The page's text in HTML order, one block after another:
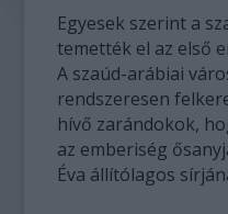
Egyesek szerint a
temették el az első
A szaúd-arábiai
rendszeresen
hívő zarándokok,
az emberiség
Éva állítólagos